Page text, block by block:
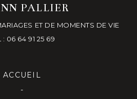
PALLIER
ET DE MOMENTS DE VIE
: 06 64 91 25 69
ACCUEIL
-